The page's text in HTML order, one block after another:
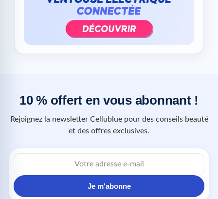
10 % offert en vous abonnant !
Rejoignez la newsletter Cellublue pour des conseils beauté
et des offres exclusives.
Je m'abonne